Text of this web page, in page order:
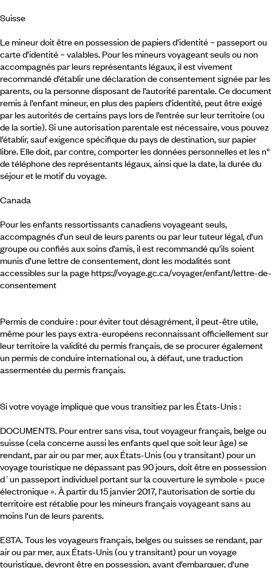
Suisse
Le mineur doit être en possession de papiers d’identité – passeport ou
carte d’identité – valables. Pour les mineurs voyageant seuls ou non
accompagnés par leurs représentants légaux, il est vivement
recommandé d’établir une déclaration de consentement signée par les
parents, ou la personne disposant de l’autorité parentale. Ce document
remis à l’enfant mineur, en plus des papiers d’identité, peut être exigé
par les autorités de certains pays lors de l’entrée sur leur territoire (ou
de la sortie). Si une autorisation parentale est nécessaire, vous pouvez
l’établir, sauf exigence spécifique du pays de destination, sur papier
libre. Elle doit, par contre, comporter les données personnelles et les n°
de téléphone des représentants légaux, ainsi que la date, la durée du
séjour et le motif du voyage.
Canada
Pour les enfants ressortissants canadiens voyageant seuls,
accompagnés d’un seul de leurs parents ou par leur tuteur légal, d’un
groupe ou confiés aux soins d’amis, il est recommandé qu’ils soient
munis d’une lettre de consentement, dont les modalités sont
accessibles sur la page https://voyage.gc.ca/voyager/enfant/lettre-de-
consentement
Permis de conduire : pour éviter tout désagrément, il peut-être utile,
même pour les pays extra-européens reconnaissant officiellement sur
leur territoire la validité du permis français, de se procurer également
un permis de conduire international ou, à défaut, une traduction
assermentée du permis français.
Si votre voyage implique que vous transitiez par les États-Unis :
DOCUMENTS. Pour entrer sans visa, tout voyageur français, belge ou
suisse (cela concerne aussi les enfants quel que soit leur âge) se
rendant, par air ou par mer, aux États-Unis (ou y transitant) pour un
voyage touristique ne dépassant pas 90 jours, doit être en possession
d´un passeport individuel portant sur la couverture le symbole « puce
électronique ». À partir du 15 janvier 2017, l'autorisation de sortie du
territoire est rétablie pour les mineurs français voyageant sans au
moins l'un de leurs parents.
ESTA. Tous les voyageurs français, belges ou suisses se rendant, par
air ou par mer, aux États-Unis (ou y transitant) pour un voyage
touristique, devront être en possession, avant d’embarquer, d'une